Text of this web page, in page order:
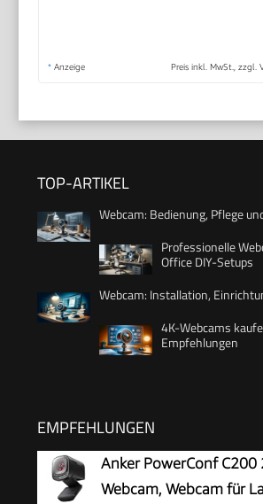
* Anzeige Preis inkl. MwSt., zzgl.
TOP-ARTIKEL
Webcam: Bedienung, Pflege
Professionelle
Office DIY-Setups
Webcam: Installation,
4K-Webcams
Empfehlungen
EMPFEHLUNGEN
Anker PowerConf C200
Webcam, Webcam für